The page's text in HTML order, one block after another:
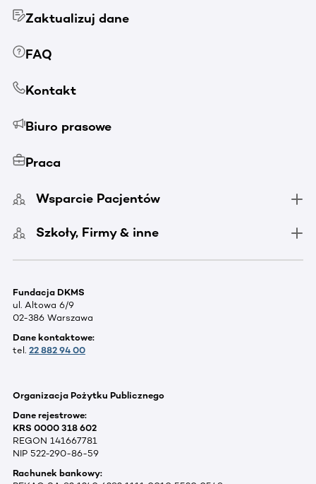
Zaktualizuj dane
FAQ
Kontakt
Biuro prasowe
Praca
Wsparcie Pacjentów
Szkoły, Firmy & inne
Fundacja DKMS
ul. Altowa 6/9
02-386 Warszawa
Dane kontaktowe:
tel. 22 882 94 00
Organizacja Pożytku Publicznego
Dane rejestrowe:
KRS 0000 318 602
REGON 141667781
NIP 522-290-86-59
Rachunek bankowy: